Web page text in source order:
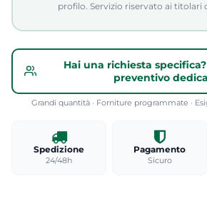
profilo. Servizio riservato ai titolari
Hai una richiesta
preventivo
Grandi quantità · Forniture programmate ·
Spedizione
24/48h
Pagamento
Sicuro